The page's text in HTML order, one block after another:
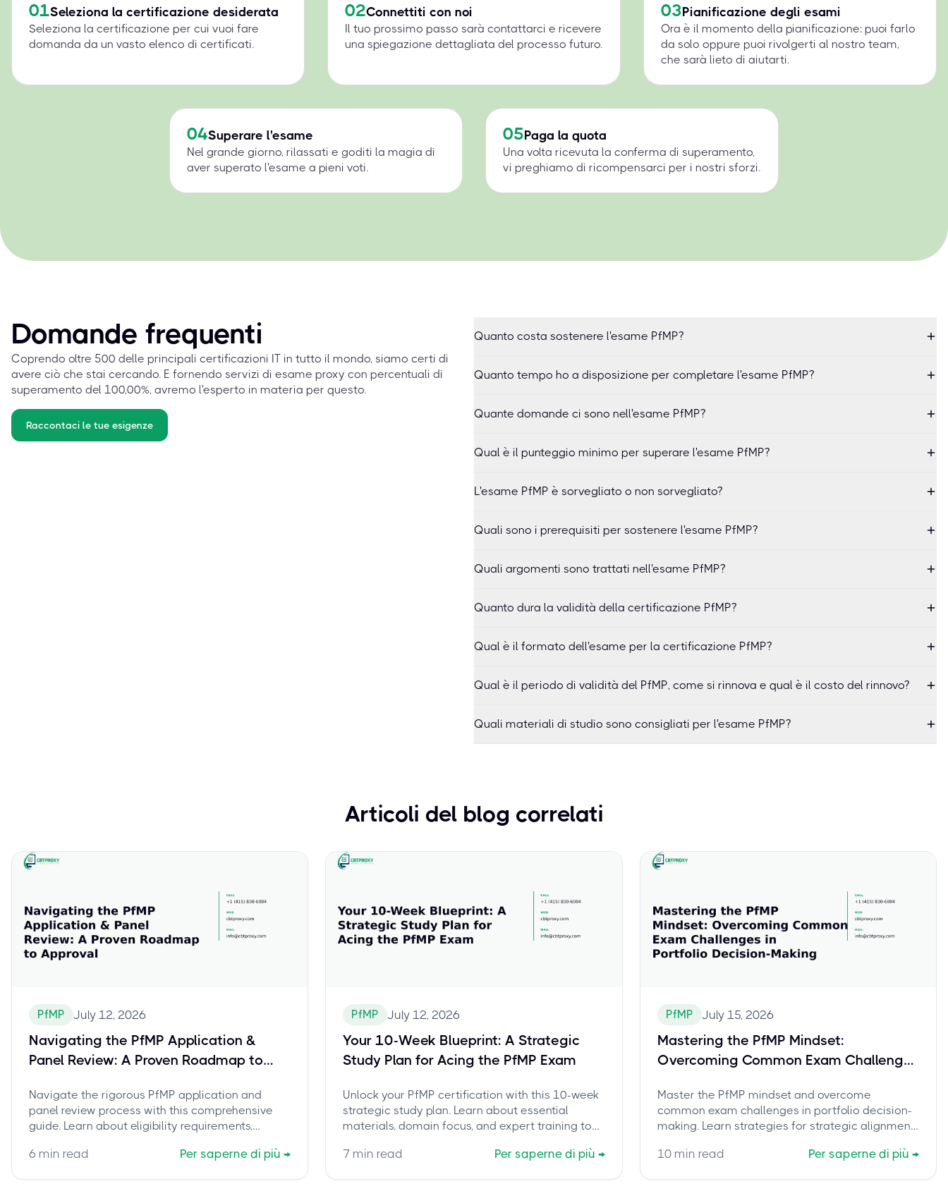
01Seleziona la certificazione desiderata
Seleziona la certificazione per cui vuoi fare
domanda da un vasto elenco di certificati.
02Connettiti con noi
Il tuo prossimo passo sarà contattarci e ricevere
una spiegazione dettagliata del processo futuro.
03Pianificazione degli esami
Ora è il momento della pianificazione: puoi farlo
da solo oppure puoi rivolgerti al nostro team,
che sarà lieto di aiutarti.
04Superare l'esame
Nel grande giorno, rilassati e goditi la magia di
aver superato l'esame a pieni voti.
05Paga la quota
Una volta ricevuta la conferma di superamento,
vi preghiamo di ricompensarci per i nostri sforzi.
Domande frequenti
Coprendo oltre 500 delle principali certificazioni IT in tutto il mondo, siamo certi di
avere ciò che stai cercando. E fornendo servizi di esame proxy con percentuali di
superamento del 100,00%, avremo l'esperto in materia per questo.
Raccontaci le tue esigenze
Quanto costa sostenere l'esame PfMP?
Quanto tempo ho a disposizione per completare l'esame PfMP?
Quante domande ci sono nell'esame PfMP?
Qual è il punteggio minimo per superare l'esame PfMP?
L'esame PfMP è sorvegliato o non sorvegliato?
Quali sono i prerequisiti per sostenere l'esame PfMP?
Quali argomenti sono trattati nell'esame PfMP?
Quanto dura la validità della certificazione PfMP?
Qual è il formato dell'esame per la certificazione PfMP?
Qual è il periodo di validità del PfMP, come si rinnova e qual è il costo del rinnovo?
Quali materiali di studio sono consigliati per l'esame PfMP?
Articoli del blog correlati
PfMP July 12, 2026
Navigating the PfMP Application &
Panel Review: A Proven Roadmap to
Navigate the rigorous PfMP application and
panel review process with this comprehensive
guide. Learn about eligibility requirements,
portfolio-level thinking, and avoiding common
6 min read Per saperne di più →
PfMP July 12, 2026
Your 10-Week Blueprint: A Strategic
Study Plan for Acing the PfMP Exam
Unlock your PfMP certification with this 10-week
strategic study plan. Learn about essential
materials, domain focus, and expert training to
exam. Discover how to prepare effectively and
7 min read Per saperne di più →
PfMP July 15, 2026
Mastering the PfMP Mindset:
Overcoming Common Exam Challenges
Master the PfMP mindset and overcome
common exam challenges in portfolio decision-
making. Learn strategies for strategic alignment,
pass your PfMP exam.
10min read Per saperne di più →